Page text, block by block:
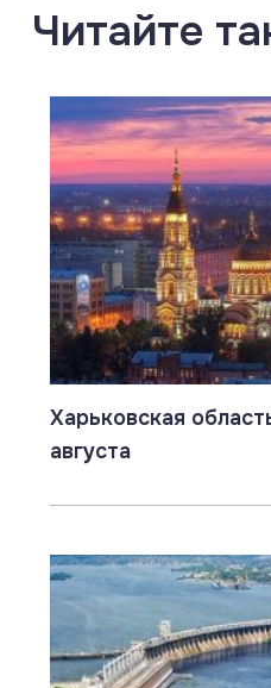
Читайте
Харьковская
августа